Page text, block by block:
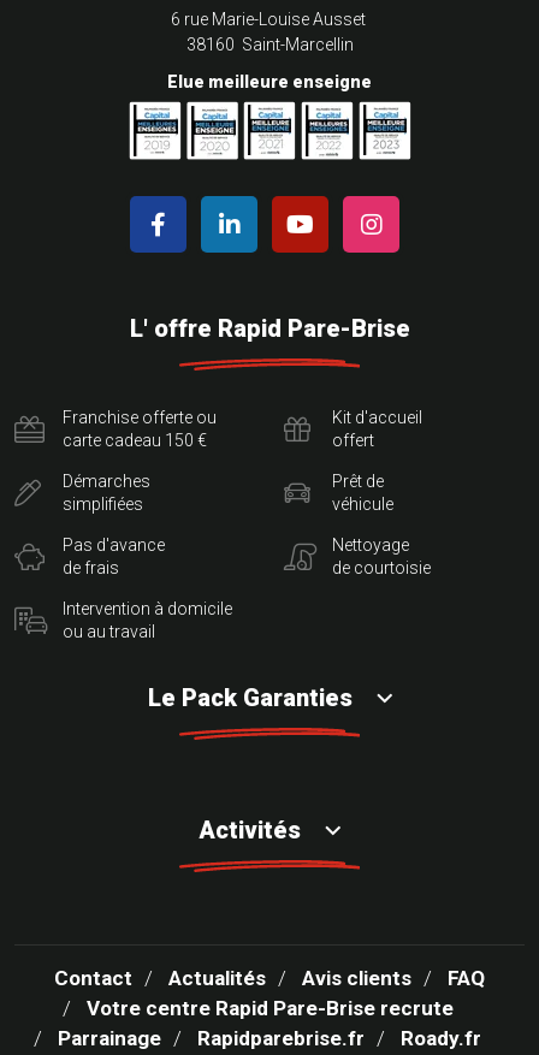
6 rue Marie-Louise Ausset
38160 Saint-Marcellin
Elue meilleure enseigne
L' offre Rapid Pare-Brise
Franchise offerte ou
carte cadeau 150 €
Démarches
simplifiées
Pas d'avance
de frais
Intervention à domicile
ou au travail
Kit d'accueil
offert
Prêt de
véhicule
Nettoyage
de courtoisie
Le Pack Garanties
Activités
Contact Actualités Avis clients
FAQ
Votre centre Rapid Pare-Brise recrute
Parrainage
Rapidparebrise.fr Roady.fr